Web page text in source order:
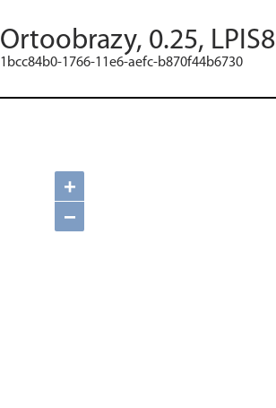
Ortoobrazy, 0.25,
1bcc84b0-1766-11e6-aefc-b870f44b6730
+
−